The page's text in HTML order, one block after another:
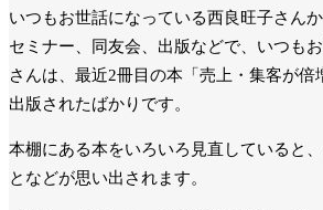
いつもお世話になっている西良旺子さん
セミナー、同友会、出版などで、いつも
さんは、最近2冊目の本「売上・集客が倍
出版されたばかりです。
本棚にある本をいろいろ見直していると
となどが思い出されます。